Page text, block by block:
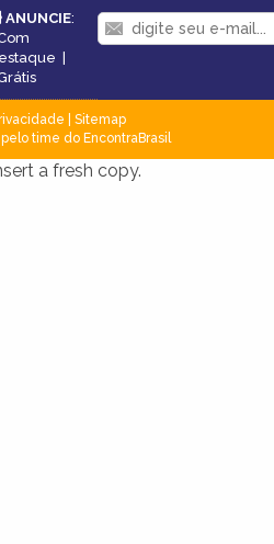
ANUNCIE:
|
Sitemap
time do EncontraBrasil
a fresh copy.